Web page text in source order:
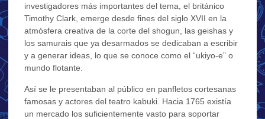
investigadores más importantes del tema, el británico
Timothy Clark, emerge desde fines del siglo XVII en la
atmósfera creativa de la corte del shogun, las geishas y
los samurais que ya desarmados se dedicaban a escribir
y a generar ideas, lo que se conoce como el “ukiyo-e” o
mundo flotante.
Así se le presentaban al público en panfletos cortesanas
famosas y actores del teatro kabuki. Hacia 1765 existía
un mercado los suficientemente vasto para soportar